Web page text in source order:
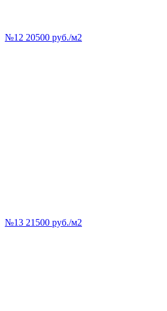
№12 20500 руб./м2
№13 21500 руб./м2